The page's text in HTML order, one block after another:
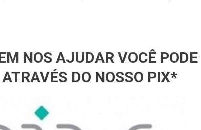
NOS AJUDAR VOCÊ PODE
DO NOSSO PIX*